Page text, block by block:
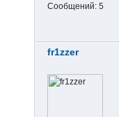
Сообщений: 5
fr1zzer